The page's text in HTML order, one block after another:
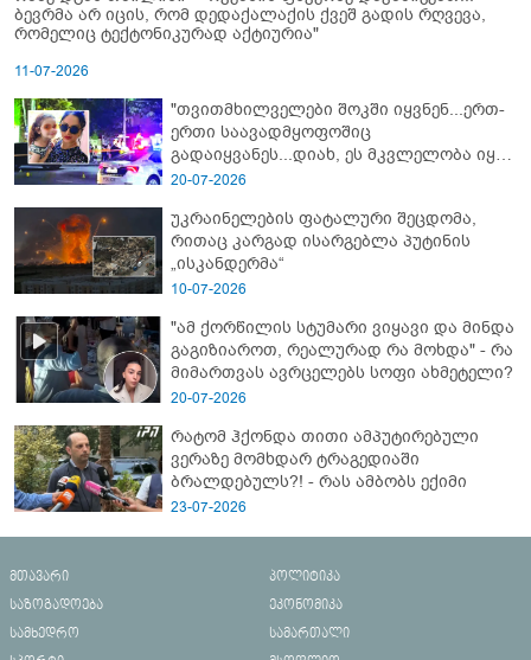
ბევრმა არ იცის, რომ დედაქალაქის ქვეშ გადის რღვევა,
რომელიც ტექტონიკურად აქტიურია"
11-07-2026
"თვითმხილველები შოკში იყვნენ...ერთ-
ერთი საავადმყოფოშიც
გადაიყვანეს...დიახ, ეს მკვლელობა იყო"
- გორში დატრიალებული ტრაგედიის
20-07-2026
უკრაინელების ფატალური შეცდომა,
რითაც კარგად ისარგებლა პუტინის
„ისკანდერმა“
10-07-2026
"ამ ქორწილის სტუმარი ვიყავი და მინდა
გაგიზიაროთ, რეალურად რა მოხდა" - რა
მიმართვას ავრცელებს სოფი ახმეტელი?
20-07-2026
რატომ ჰქონდა თითი ამპუტირებული
ვერაზე მომხდარ ტრაგედიაში
ბრალდებულს?! - რას ამბობს ექიმი
23-07-2026
მთავარი
პოლიტიკა
საზოგადოება
ეკონომიკა
სამხედრო
სამართალი